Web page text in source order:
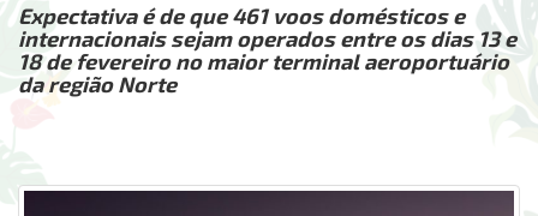
Expectativa é de que 461 voos domésticos e
internacionais sejam operados entre os dias 13 e
18 de fevereiro no maior terminal aeroportuário
da região Norte